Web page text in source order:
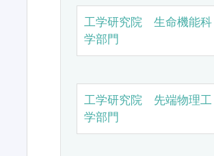
工学研究院 生命機能科
学部門
工学研究院 先端物理工
学部門